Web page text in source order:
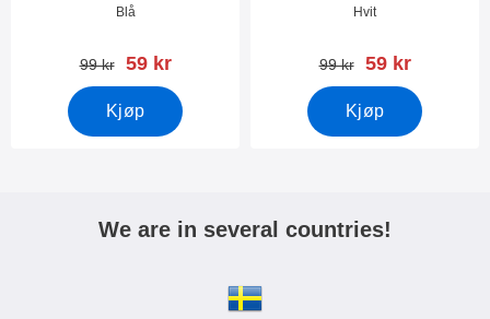
Varenummer 41339
Blå
gammel pris
99 kr ny pris
59 kr
Kjøp
Varenummer 41338
Hvit
gammel pris
99 kr ny pris
59 kr
Kjøp
We are in several countries!